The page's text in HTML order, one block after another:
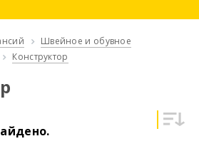
Швейное и обувное
Конструктор